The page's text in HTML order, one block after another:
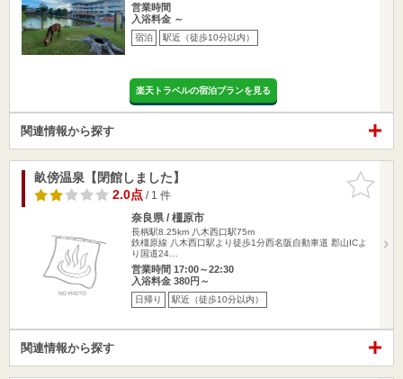
営業時間
入浴料金 ～
宿泊 駅近（徒歩10分以内）
楽天トラベルの宿泊プランを見る
関連情報から探す
お気に入
りに追加
畝傍温泉【閉館しました】
2.0点/ 1 件
奈良県 / 橿原市
長柄駅8.25km 八木西口駅75m
鉄橿原線 八木西口駅より徒歩1分西名阪自動車道 郡山ICよ
り国道24…
営業時間 17:00～22:30
入浴料金 380円～
日帰り 駅近（徒歩10分以内）
関連情報から探す